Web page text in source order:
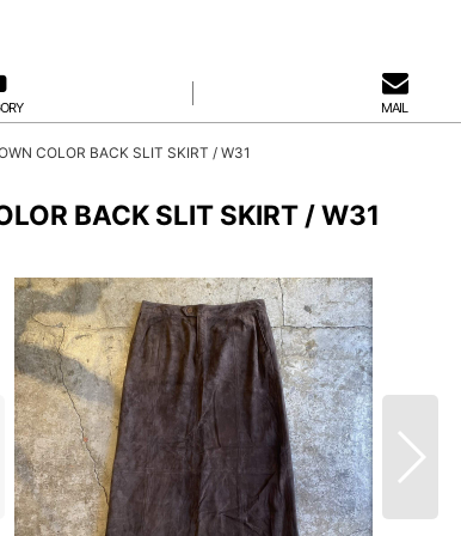
MAIL
COLOR BACK SLIT SKIRT / W31
BACK SLIT SKIRT / W31